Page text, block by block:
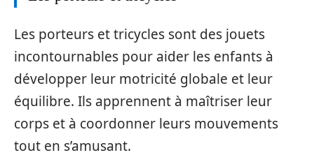
Les porteurs et tricycles sont des jouets
incontournables pour aider les enfants à
développer leur motricité globale et leur
équilibre. Ils apprennent à maîtriser leur
corps et à coordonner leurs mouvements
tout en s’amusant.